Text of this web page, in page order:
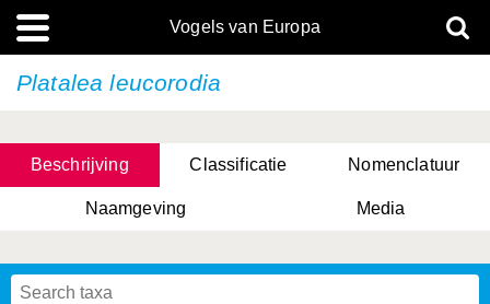
Vogels van Europa
Platalea leucorodia
Beschrijving Classificatie Nomenclatuur
Naamgeving Media